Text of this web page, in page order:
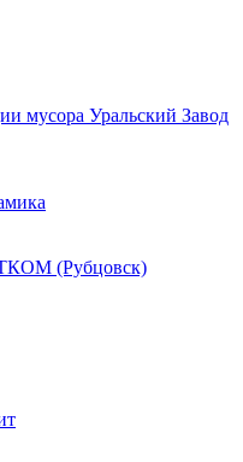
мусора Уральский Завод
(Рубцовск)